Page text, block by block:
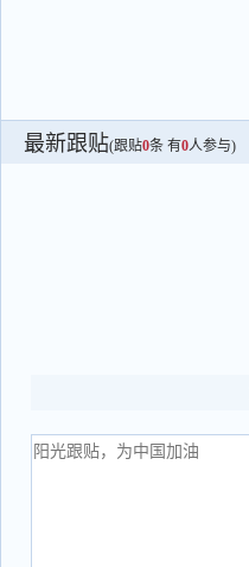
最新跟贴(跟贴0条 有0人参与)